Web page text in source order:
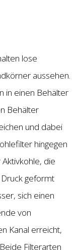
lose
aussehen.
in einen Behälter
Behälter
und dabei
hingegen
die
geformt
sich einen
von
Kanal erreicht,
Filterarten